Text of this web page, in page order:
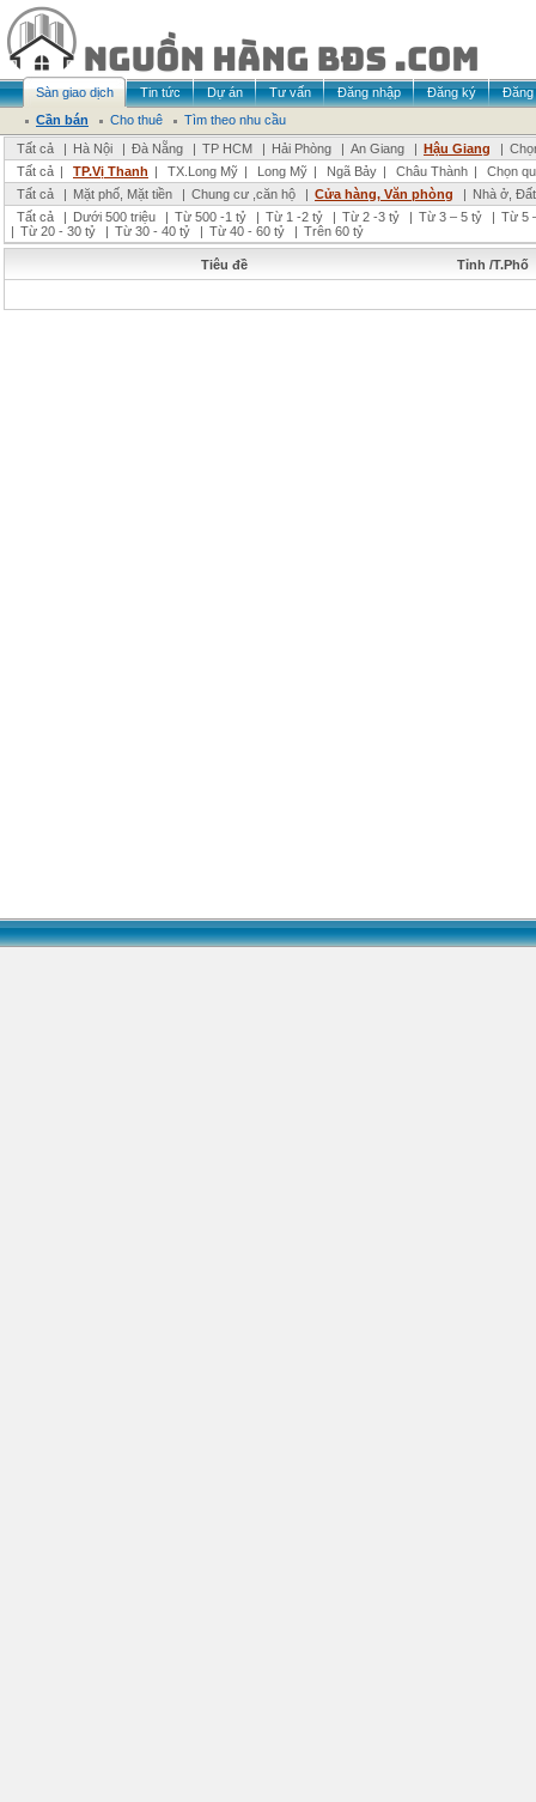
Sàn giao dịch Tin tức Dự án Tư vấn Đăng nhập Đăng ký
Đăng
Cần bán
Cho thuê
Tìm theo nhu cầu
Tất cả
| Hà Nội | Đà Nẵng | TP HCM | Hải Phòng | An Giang | Hậu Giang |
Tất cả | TP.Vị Thanh | TX.Long Mỹ | Long Mỹ | Ngã Bảy | Châu Thành |
Chọn
Tất cả
| Mặt phố, Mặt tiền | Chung cư ,căn hộ | Cửa hàng, Văn phòng | Nhà ở,
Tất cả
| Dưới 500 triệu | Từ 500 -1 tỷ | Từ 1 -2 tỷ | Từ 2 -3 tỷ | Từ 3 – 5 tỷ | Từ 5
| Từ 20 - 30 tỷ | Từ 30 - 40 tỷ | Từ 40 - 60 tỷ | Trên 60 tỷ
Tiêu đề Tỉnh /T.Phố